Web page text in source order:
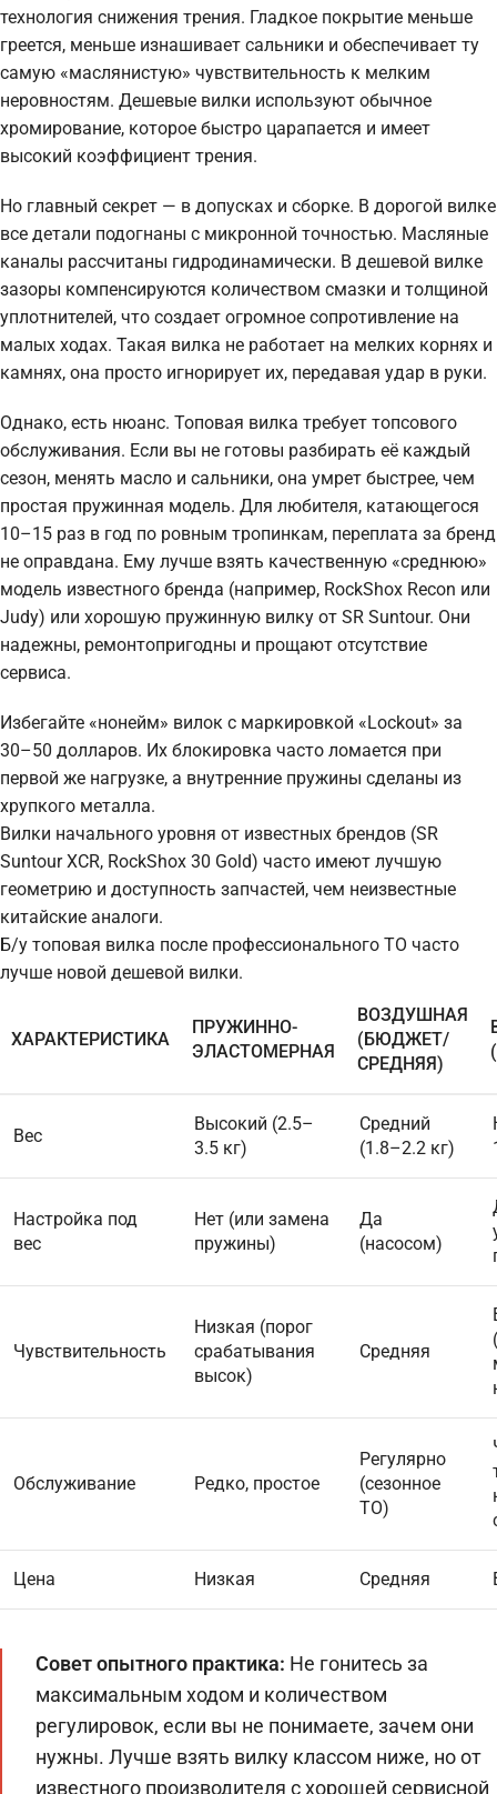
технология снижения трения. Гладкое покрытие меньше
греется, меньше изнашивает сальники и обеспечивает ту
самую «маслянистую» чувствительность к мелким
неровностям. Дешевые вилки используют обычное
хромирование, которое быстро царапается и имеет
высокий коэффициент трения.
Но главный секрет — в допусках и сборке. В дорогой вилке
все детали подогнаны с микронной точностью. Масляные
каналы рассчитаны гидродинамически. В дешевой вилке
зазоры компенсируются количеством смазки и толщиной
уплотнителей, что создает огромное сопротивление на
малых ходах. Такая вилка не работает на мелких корнях и
камнях, она просто игнорирует их, передавая удар в руки.
Однако, есть нюанс. Топовая вилка требует топсового
обслуживания. Если вы не готовы разбирать её каждый
сезон, менять масло и сальники, она умрет быстрее, чем
простая пружинная модель. Для любителя, катающегося
10–15 раз в год по ровным тропинкам, переплата за бренд
не оправдана. Ему лучше взять качественную «среднюю»
модель известного бренда (например, RockShox Recon или
Judy) или хорошую пружинную вилку от SR Suntour. Они
надежны, ремонтопригодны и прощают отсутствие
сервиса.
Избегайте «нонейм» вилок с маркировкой «Lockout» за
30–50 долларов. Их блокировка часто ломается при
первой же нагрузке, а внутренние пружины сделаны из
хрупкого металла.
Вилки начального уровня от известных брендов (SR
Suntour XCR, RockShox 30 Gold) часто имеют лучшую
геометрию и доступность запчастей, чем неизвестные
китайские аналоги.
Б/у топовая вилка после профессионального ТО часто
лучше новой дешевой вилки.
ХАРАКТЕРИСТИКА
ПРУЖИННО-
ЭЛАСТОМЕРНАЯ
ВОЗДУШНАЯ
(БЮДЖЕТ/
СРЕДНЯЯ)
Вес
Высокий (2.5–
3.5 кг)
Средний
(1.8–2.2 кг)
Настройка под
вес
Нет (или замена
пружины)
Да
(насосом)
Чувствительность
Низкая (порог
срабатывания
высок)
Средняя
Обслуживание Редко, простое
Регулярно
(сезонное
ТО)
Цена Низкая Средняя
Совет опытного практика: Не гонитесь за
максимальным ходом и количеством
регулировок, если вы не понимаете, зачем они
нужны. Лучше взять вилку классом ниже, но от
известного производителя с хорошей сервисной